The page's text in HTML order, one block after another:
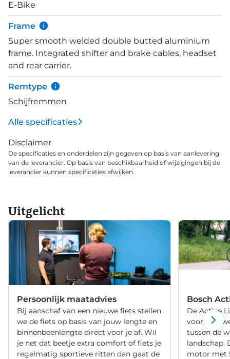
140km (400Wh accu) tot 175km (500Wh accu). De
bediening van de motor vindt centraal plaats op
het stuur dmv de Bosch Intuvia controller. Duidelijk
afleesbaar en eenvoudig in het gebruik. De
Shimano Nexus versnellingsnaaf met 8
versnellingen en de verende zadelpen maken de E-
Nova EVO compleet.
E-Bike
Frame
Super smooth welded double butted aluminium
frame. Integrated shifter and brake cables, headset
and rear carrier.
Remtype
Schijfremmen
Alle specificaties
Disclaimer
De specificaties en onderdelen zijn gegeven op basis van aanlevering
van de leverancier. Op basis van beschikbaarheid of wijzigingen bij de
leverancier kunnen specificaties afwijken.
Uitgelicht
Persoonlijk maatadvies
Bij aanschaf van een nieuwe fiets stellen
we de fiets op basis van jouw lengte en
binnenbeenlengte direct voor je af. Wil
je net dat beetje extra comfort of fiets je
regelmatig sportieve ritten dan gaat de
Bosch
De Active
voor elke
tussen de
landschap.
motor met